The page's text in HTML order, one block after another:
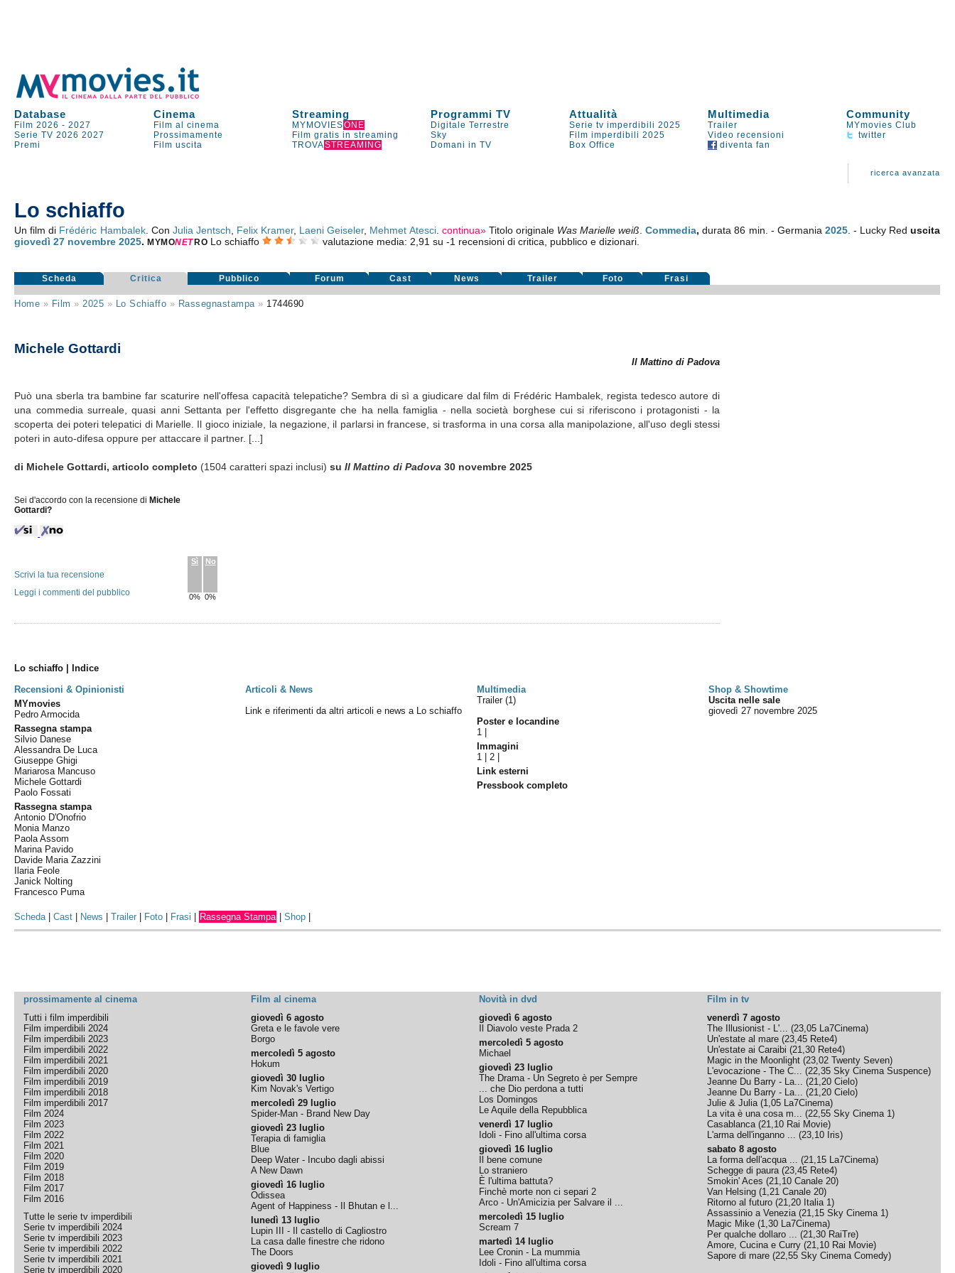
Database Cinema Streaming Programmi TV Attualità Multimedia Community
Film 2026 -2027 Film al cinema MYMOVIESONE Digitale Terrestre Serie tv imperdibili 2025 Trailer
MYmovies Club
Serie TV 2026 2027 Prossimamente Film gratis in streaming Sky Film imperdibili 2025 Video recensioni
twitter
Premi
Film uscita TROVASTREAMING Domani in TV Box Office diventa fan
ricerca avanzata
Lo schiaffo
Un film di Frédéric Hambalek. Con Julia Jentsch Felix Kramer, Laeni Geiseler, Mehmet Atesci. continua» Titolo originale Was Marielle weiß .Commedia,durata 86 min. - Germania 2025. - Lucky Reduscita
giovedì 27 novembre 2025.MYMONET RO Lo schiaffo valutazione media: 2,91 su -1 recensioni di critica, pubblico e dizionari.
Scheda Critica Pubblico Forum Cast News Trailer Foto Frasi
Home » Film » 2025 » Lo Schiaffo » Rassegnastampa» 1744690
Michele Gottardi
Il Mattino di Padova
Può una sberla tra bambine far scaturire nell'offesa capacità telepatiche? Sembra di sì a giudicare dal film di Frédéric Hambalek, regista tedesco autore di
una commedia surreale, quasi anni Settanta per l'effetto disgregante che ha nella famiglia - nella società borghese cui si riferiscono i protagonisti - la
scoperta dei poteri telepatici di Marielle. Il gioco iniziale, la negazione, il parlarsi in francese, si trasforma in una corsa alla manipolazione, all'uso degli stessi
poteri in auto-difesa oppure per attaccare il partner. [...]
di Michele Gottardi, articolo completo (1504 caratteri spazi inclusi)suIl Mattino di Padova 30 novembre 2025
Sei d'accordo con la recensione di Michele
Gottardi?
Sì
0%
No
0%
Scrivi la tua recensione
Leggi i commenti del pubblico
Lo schiaffo | Indice
Recensioni & Opinionisti
Articoli & News Multimedia
Shop & Showtime
MYmovies
Pedro Armocida
Rassegna stampa
Silvio Danese
Alessandra De Luca
Giuseppe Ghigi
Mariarosa Mancuso
Michele Gottardi
Paolo Fossati
Rassegna stampa
Antonio D'Onofrio
Monia Manzo
Paola Assom
Marina Pavido
Davide Maria Zazzini
Ilaria Feole
Janick Nolting
Francesco Puma
Link e riferimenti da altri articoli e news a Lo schiaffo
Trailer (1)
Poster e locandine
1
Immagini
1 |2
Link esterni
Pressbook completo
Uscita nelle sale
giovedì 27 novembre 2025
Scheda|Cast News |Trailer Foto Frasi Rassegna Stampa |Shop
prossimamente al cinema Film al cinema Novità in dvd
Film in tv
Tutti i film imperdibili
Film imperdibili 2024
Film imperdibili 2023
Film imperdibili 2022
Film imperdibili 2021
Film imperdibili 2020
Film imperdibili 2019
Film imperdibili 2018
Film imperdibili 2017
Film 2024
Film 2023
Film 2022
Film 2021
Film 2020
Film 2019
Film 2018
Film 2017
Film 2016
Tutte le serie tv imperdibili
Serie tv imperdibili 2024
Serie tv imperdibili 2023
Serie tv imperdibili 2022
Serie tv imperdibili 2021
Serie tv imperdibili 2020
giovedì 6 agosto
Greta e le favole vere
Borgo
mercoledì 5 agosto
Hokum
giovedì 30 luglio
Kim Novak's Vertigo
mercoledì 29 luglio
Spider-Man - Brand New Day
giovedì 23 luglio
Terapia di famiglia
Blue
Deep Water - Incubo dagli abissi
A New Dawn
giovedì 16 luglio
Odissea
Agent of Happiness - Il Bhutan e l...
lunedì 13 luglio
Lupin III - Il castello di Cagliostro
La casa dalle finestre che ridono
The Doors
giovedì 9 luglio
giovedì 6 agosto
Il Diavolo veste Prada 2
mercoledì 5 agosto
Michael
giovedì 23 luglio
The Drama - Un Segreto è per Sempre
... che Dio perdona a tutti
Los Domingos
Le Aquile della Repubblica
venerdì 17 luglio
Idoli - Fino all'ultima corsa
giovedì 16 luglio
Il bene comune
Lo straniero
È l'ultima battuta?
Finchè morte non ci separi 2
Arco - Un'Amicizia per Salvare il ...
mercoledì 15 luglio
Scream 7
martedì 14 luglio
Lee Cronin - La mummia
Idoli - Fino all'ultima corsa
venerdì 7 agosto
The Illusionist - L'... (23,05 La7Cinema)
Un'estate al mare (23,45 Rete4)
Un'estate ai Caraibi (21,30 Rete4)
Magic in the Moonlight (23,02 Twenty Seven)
L'evocazione - The C... (22,35 Sky Cinema Suspence)
Jeanne Du Barry - La... (21,20 Cielo)
Jeanne Du Barry - La... (21,20 Cielo)
Julie & Julia(1,05 La7Cinema)
La vita è una cosa m... (22,55 Sky Cinema 1)
Casablanca(21,10 Rai Movie)
L'arma dell'inganno ... (23,10 Iris)
sabato 8 agosto
La forma dell'acqua ... (21,15 La7Cinema)
Schegge di paura(23,45 Rete4)
Smokin' Aces (21,10 Canale 20)
Van Helsing (1,21 Canale 20)
Ritorno al futuro (21,20 Italia 1)
Assassinio a Venezia(21,15 Sky Cinema 1)
Magic Mike (1,30 La7Cinema)
Per qualche dollaro ... (21,30 RaiTre)
Amore, Cucina e Curry (21,10 Rai Movie)
Sapore di mare (22,55 Sky Cinema Comedy)